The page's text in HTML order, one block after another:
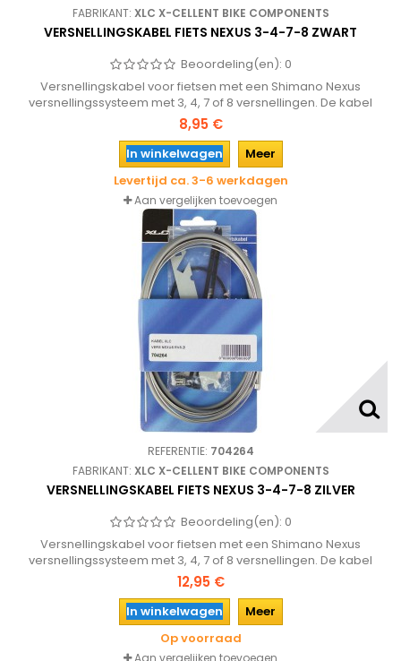
FABRIKANT: XLC X-CELLENT BIKE COMPONENTS
VERSNELLINGSKABEL FIETS NEXUS 3-4-7-8 ZWART
Beoordeling(en): 0
Versnellingskabel voor fietsen met een Shimano Nexus
versnellingssysteem met 3, 4, 7 of 8 versnellingen. De kabel
wordt geleverd met de nippels aan de kabel en diverse
hulpstukken.
8,95 €
In winkelwagen
Meer
Levertijd ca. 3-6 werkdagen
Aan vergelijken toevoegen
REFERENTIE: 704264
FABRIKANT: XLC X-CELLENT BIKE COMPONENTS
VERSNELLINGSKABEL FIETS NEXUS 3-4-7-8 ZILVER
Beoordeling(en): 0
Versnellingskabel voor fietsen met een Shimano Nexus
versnellingssysteem met 3, 4, 7 of 8 versnellingen. De kabel
wordt geleverd met de nippels aan de kabel en diverse
hulpstukken.
12,95 €
In winkelwagen
Meer
Op voorraad
Aan vergelijken toevoegen